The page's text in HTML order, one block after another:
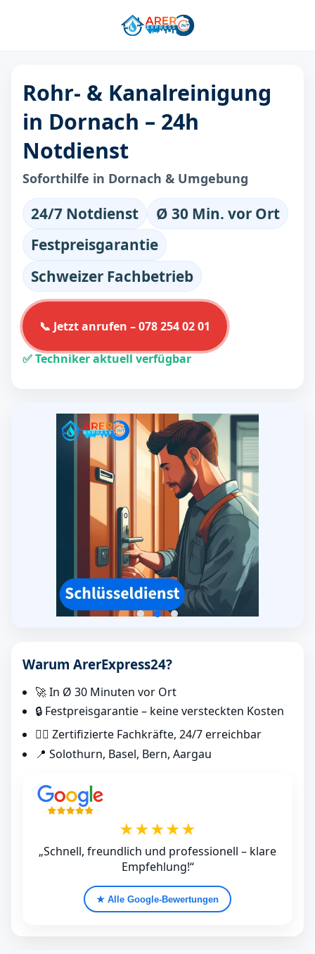
Rohr- & Kanalreinigung
in Dornach – 24h
Notdienst
Soforthilfe in Dornach & Umgebung
24/7 Notdienst
Ø 30 Min. vor Ort
Festpreisgarantie
Schweizer Fachbetrieb
📞 Jetzt anrufen – 078 254 02 01
✅ Techniker aktuell verfügbar
Warum ArerExpress24?
🚀 In Ø 30 Minuten vor Ort
🔒 Festpreisgarantie – keine versteckten Kosten
👷‍♂️ Zertifizierte Fachkräfte, 24/7 erreichbar
📍 Solothurn, Basel, Bern, Aargau
★★★★★
„Schnell, freundlich und professionell – klare
Empfehlung!“
★ Alle Google‑Bewertungen